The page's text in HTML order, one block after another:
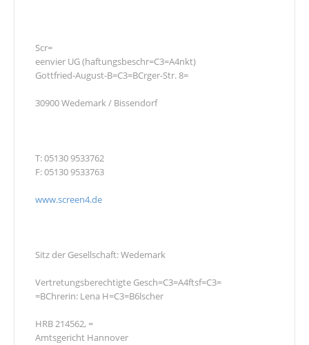
Scr=
eenvier UG (haftungsbeschr=C3=A4nkt)
Gottfried-August-B=C3=BCrger-Str. 8=
30900 Wedemark / Bissendorf
T: 05130 9533762
F: 05130 9533763
www.screen4.de
Sitz der Gesellschaft: Wedemark
Vertretungsberechtigte Gesch=C3=A4ftsf=C3=
=BChrerin: Lena H=C3=B6lscher
HRB 214562, =
Amtsgericht Hannover